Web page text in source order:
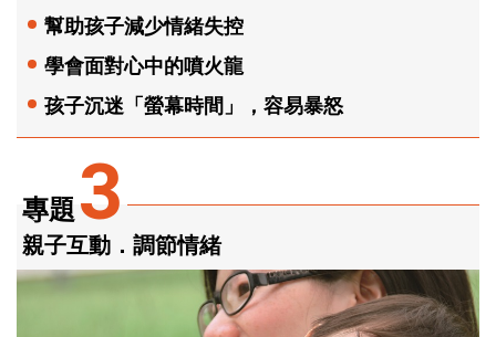
專題3
親子互動．調節情緒
幫助孩子減少情緒失控
學會面對心中的噴火龍
孩子沉迷「螢幕時間」，容易暴怒